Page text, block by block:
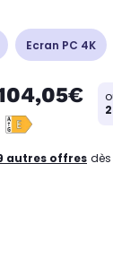
Ecran PC 4K
autres offres dès